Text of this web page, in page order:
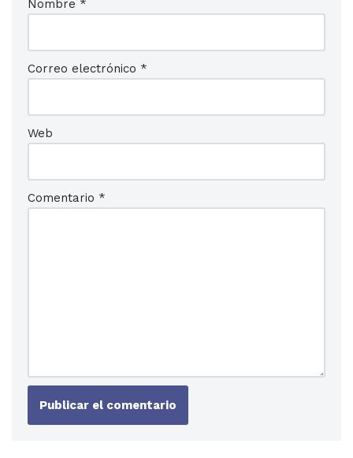
Nombre *
Correo electrónico *
Web
Comentario *